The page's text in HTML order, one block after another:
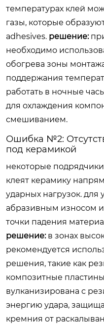
температурах клей
газы, которые
adhesives. решение:
необходимо
обогрева зоны
поддержания
работать в ночные
для охлаждения
смешиванием.
Ошибка №2:
под керамикой
некоторые
клеят керамику
ударных нагрузок. для
абразивным износом
точки падения
решение:в зонах
рекомендуется
решения, такие как
композитные
вулканизирована с
энергию удара,
кремния от